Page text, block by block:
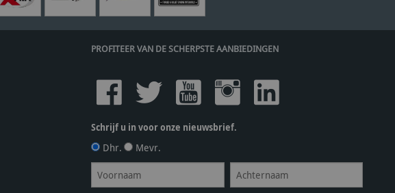
PROFITEER VAN DE SCHERPSTE AANBIEDINGEN
Schrijf u in voor onze nieuwsbrief.
Dhr. Mevr.